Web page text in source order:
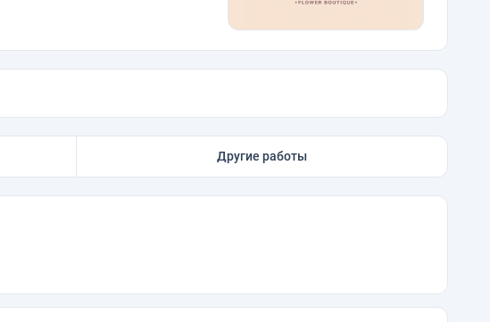
Другие работы